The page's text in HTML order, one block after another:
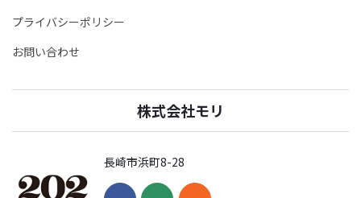
プライバシーポリシー
お問い合わせ
株式会社モリ
長崎市浜町8-28